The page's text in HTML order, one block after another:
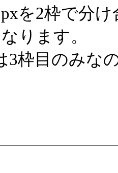
を2枠で分
ります。
3枠目のみな